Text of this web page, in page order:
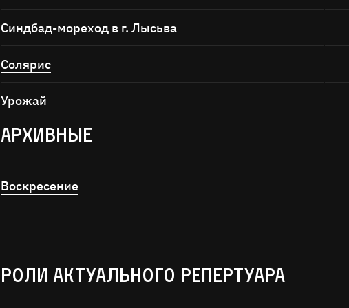
Синдбад-мореход в г. Лысьва
Солярис
Урожай
Архивные
Воскресение
Роли актуального репертуара